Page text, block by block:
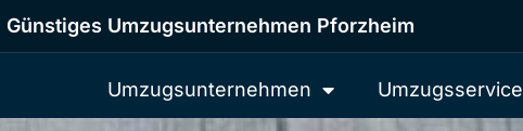
Günstiges Umzugsunternehmen Pforzheim
Umzugsunternehmen Umzugsservice